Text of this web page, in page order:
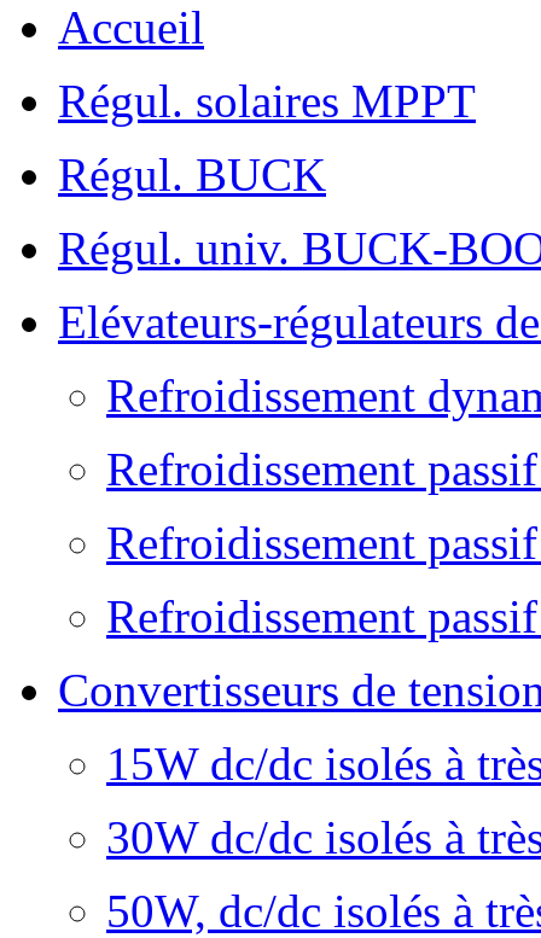
Accueil
Régul. solaires MPPT
Régul. BUCK
Régul. univ. BUCK-
Elévateurs-régulateurs
Refroidissement
Refroidissement
Refroidissement
Refroidissement
Convertisseurs de
15W dc/dc isolés à
30W dc/dc isolés à
50W, dc/dc isolés à